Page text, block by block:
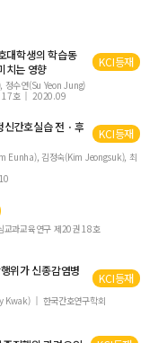
대학생의 학습동
치는 영향
KCI등재
수연(Su Yeon Jung)
17호 2020.09
간호실습 전ㆍ후
KCI등재
Eunha), 김정숙(Kim Jeongsuk), 최
교과교육연구 제20권 18호
위가 신종감염병
KCI등재
Kwak)
한국간호연구학회